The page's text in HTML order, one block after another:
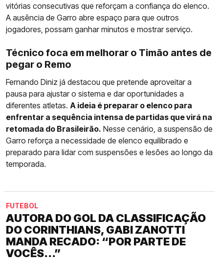
vitórias consecutivas que reforçam a confiança do elenco.
A ausência de Garro abre espaço para que outros
jogadores, possam ganhar minutos e mostrar serviço.
Técnico foca em melhorar o Timão antes de
pegar o Remo
Fernando Diniz já destacou que pretende aproveitar a
pausa para ajustar o sistema e dar oportunidades a
diferentes atletas. A ideia é preparar o elenco para
enfrentar a sequência intensa de partidas que virá na
retomada do Brasileirão. Nesse cenário, a suspensão de
Garro reforça a necessidade de elenco equilibrado e
preparado para lidar com suspensões e lesões ao longo da
temporada.
FUTEBOL
AUTORA DO GOL DA CLASSIFICAÇÃO
DO CORINTHIANS, GABI ZANOTTI
MANDA RECADO: “POR PARTE DE
VOCÊS...”